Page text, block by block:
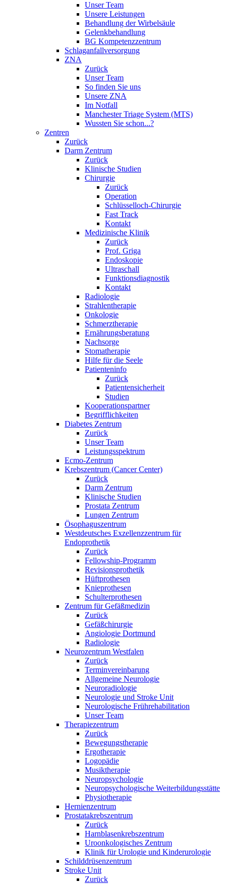
Unser Team
Unsere Leistungen
Behandlung der Wirbelsäule
Gelenkbehandlung
BG Kompetenzzentrum
Schlaganfallversorgung
ZNA
Zurück
Unser Team
So finden Sie uns
Unsere ZNA
Im Notfall
Manchester Triage System (MTS)
Wussten Sie schon...?
Zentren
Zurück
Darm Zentrum
Zurück
Klinische Studien
Chirurgie
Zurück
Operation
Schlüsselloch-Chirurgie
Fast Track
Kontakt
Medizinische Klinik
Zurück
Prof. Griga
Endoskopie
Ultraschall
Funktionsdiagnostik
Kontakt
Radiologie
Strahlentherapie
Onkologie
Schmerztherapie
Ernährungsberatung
Nachsorge
Stomatherapie
Hilfe für die Seele
Patienteninfo
Zurück
Patientensicherheit
Studien
Kooperationspartner
Begrifflichkeiten
Diabetes Zentrum
Zurück
Unser Team
Leistungsspektrum
Ecmo-Zentrum
Krebszentrum (Cancer Center)
Zurück
Darm Zentrum
Klinische Studien
Prostata Zentrum
Lungen Zentrum
Ösophaguszentrum
Westdeutsches Exzellenzzentrum für
Endoprothetik
Zurück
Fellowship-Programm
Revisionsprothetik
Hüftprothesen
Knieprothesen
Schulterprothesen
Zentrum für Gefäßmedizin
Zurück
Gefäßchirurgie
Angiologie Dortmund
Radiologie
Neurozentrum Westfalen
Zurück
Terminvereinbarung
Allgemeine Neurologie
Neuroradiologie
Neurologie und Stroke Unit
Neurologische Frührehabilitation
Unser Team
Therapiezentrum
Zurück
Bewegungstherapie
Ergotherapie
Logopädie
Musiktherapie
Neuropsychologie
Neuropsychologische Weiterbildungsstätte
Physiotherapie
Hernienzentrum
Prostatakrebszentrum
Zurück
Harnblasenkrebszentrum
Uroonkologisches Zentrum
Klinik für Urologie und Kinderurologie
Schilddrüsenzentrum
Stroke Unit
Zurück